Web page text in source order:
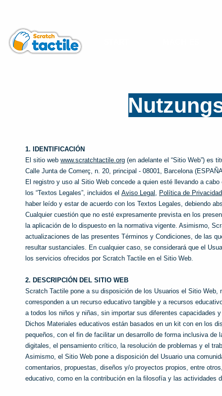
1. IDENTIFICACIÓN
El sitio web www.scratchtactile.org (en adelante el “Sitio Web”) es
Calle Junta de Comerç, n. 20, principal - 08001, Barcelona
El registro y uso al Sitio Web concede a quien esté llevando a
los “Textos Legales”, incluidos el Aviso Legal , Política de Privacidad
haber leído y estar de acuerdo con los Textos Legales, debiendo
Cualquier cuestión que no esté expresamente prevista en los
la aplicación de lo dispuesto en la normativa vigente. Asimismo,
actualizaciones de las presentes Términos y Condiciones, de las
resultar sustanciales. En cualquier caso, se considerará que el
los servicios ofrecidos por Scratch Tactile en el Sitio Web.
2. DESCRIPCIÓN DEL SITIO WEB
Scratch Tactile pone a su disposición de los Usuarios el Sitio
corresponden a un recurso educativo tangible y a recursos
a todos los niños y niñas, sin importar sus diferentes capacidades
Dichos Materiales educativos están basados en un kit con en los
pequeños, con el fin de facilitar un desarrollo de forma inclusiva
digitales, el pensamiento crítico, la resolución de problemas y el
Asimismo, el Sitio Web pone a disposición del Usuario una
comentarios, propuestas, diseños y/o proyectos propios, entre
educativo, como en la contribución en la filosofía y las actividades